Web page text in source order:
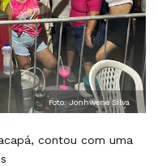
Foto: Jonhwene Silva
contou com uma